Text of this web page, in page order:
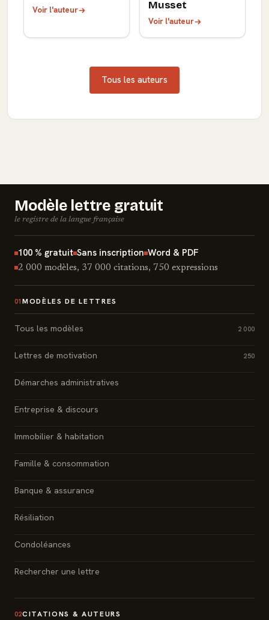
Voir l'auteur
Musset
Voir l'auteur
Tous les auteurs
Modèle lettre gratuit
le registre de la langue française
100 % gratuit Sans inscription Word & PDF
2 000 modèles, 37 000 citations, 750 expressions
01 MODÈLES DE LETTRES
Tous les modèles 2 000
Lettres de motivation 250
Démarches administratives
Entreprise & discours
Immobilier & habitation
Famille & consommation
Banque & assurance
Résiliation
Condoléances
Rechercher une lettre
02CITATIONS & AUTEURS